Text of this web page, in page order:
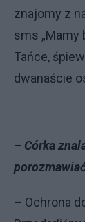
znajomy z
sms „Mamy
Tańce,
dwanaście
– Córka
– Ochrona